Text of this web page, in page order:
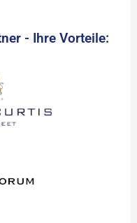
- Ihre Vorteile: